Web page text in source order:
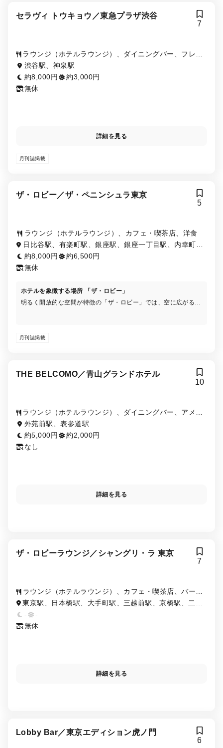
セラヴィ トウキョウ／東急プラザ渋谷
7
ラウンジ（ホテルラウンジ）、ダイニングバー、フレン
チ（フランス料理）、イタリアン（イタリア料理）
渋谷駅、神泉駅
約8,000円
約3,000円
無休
詳細を見る
月刊誌掲載
ザ・ロビー／ザ・ペニンシュラ東京
5
ラウンジ（ホテルラウンジ）、カフェ・喫茶店、洋食
日比谷駅、有楽町駅、銀座駅、銀座一丁目駅、内幸町
駅、二重橋前駅
約8,000円
約6,500円
無休
ホテルを象徴する場所 「ザ・ロビー」
明るく開放的な空間が特徴の「ザ・ロビー」では、空に広がる花
ティーをご堪能いただけます。
月刊誌掲載
THE BELCOMO／青山グランドホテル
10
ラウンジ（ホテルラウンジ）、ダイニングバー、アメリ
カ料理、カフェ・喫茶店
外苑前駅、表参道駅
約5,000円
約2,000円
なし
詳細を見る
ザ・ロビーラウンジ／シャングリ・ラ 東京
7
ラウンジ（ホテルラウンジ）、カフェ・喫茶店、バー
（BAR）、各国料理
東京駅、日本橋駅、大手町駅、三越前駅、京橋駅、二重
橋前駅、新日本橋駅
-
-
無休
詳細を見る
Lobby Bar／東京エディション虎ノ門
6